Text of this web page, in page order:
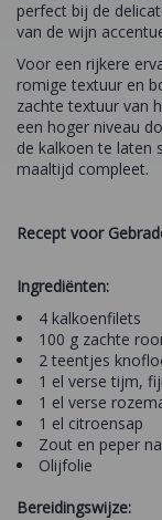
perfect bij de
van de wijn
Voor een rijkere
romige textuur en
zachte textuur van
een hoger niveau
de kalkoen te laten
maaltijd compleet.
Recept voor
Ingrediënten:
4 kalkoenfilets
100 g zachte
2 teentjes
1 el verse tijm,
1 el verse
1 el citroensap
Zout en peper
Olijfolie
Bereidingswijze: